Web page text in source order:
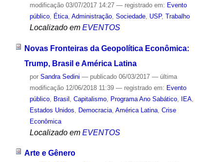
modificação03/07/2017 14:27 — registrado em: Evento
público, Ética, Administração, Sociedade, USP, Trabalho
Localizado em EVENTOS
Novas Fronteiras da Geopolítica Econômica:
Trump, Brasil e América Latina
por Sandra Sedini — publicado06/03/2017 — última
modificação12/06/2018 11:39 — registrado em: Evento
público, Brasil Capitalismo, Programa Ano Sabático, IEA,
Estados Unidos
Democracia, América Latina, Crise
Econômica
Localizado em EVENTOS
Arte e Gênero